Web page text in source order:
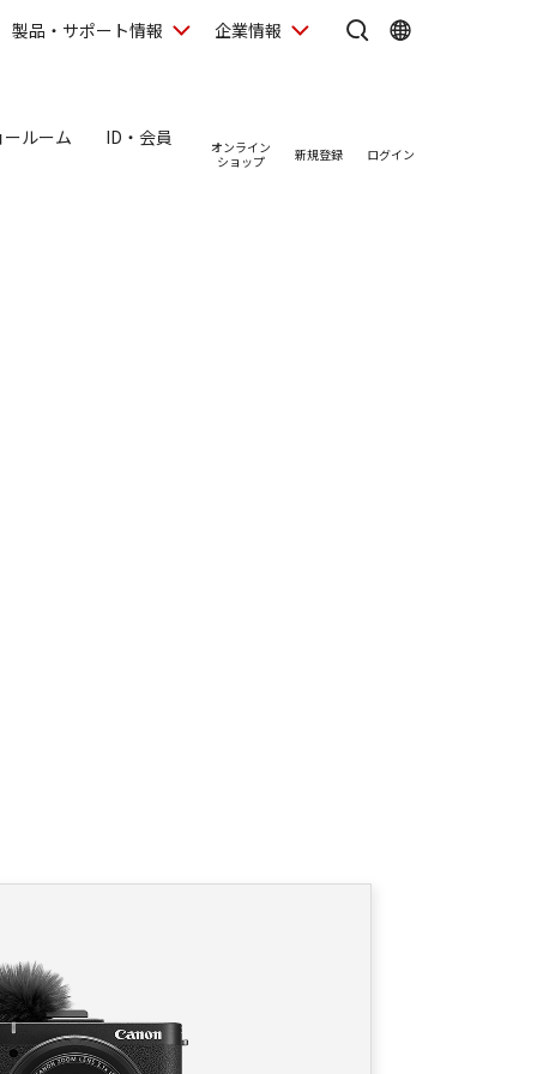
製品・サポート情報 企業情報
ルーム ID・会員
オンライン
ショップ
新規登録 ログイン